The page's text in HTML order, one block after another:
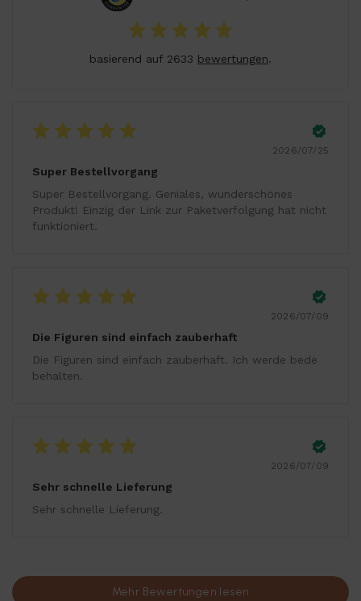
basierend auf 2633 bewertungen.
2026/07/25
Super Bestellvorgang
Super Bestellvorgang. Geniales, wunderschönes
Produkt! Einzig der Link zur Paketverfolgung hat nicht
funktioniert.
2026/07/09
Die Figuren sind einfach zauberhaft
Die Figuren sind einfach zauberhaft. Ich werde bede
behalten.
2026/07/09
Sehr schnelle Lieferung
Sehr schnelle Lieferung.
Mehr Bewertungen lesen